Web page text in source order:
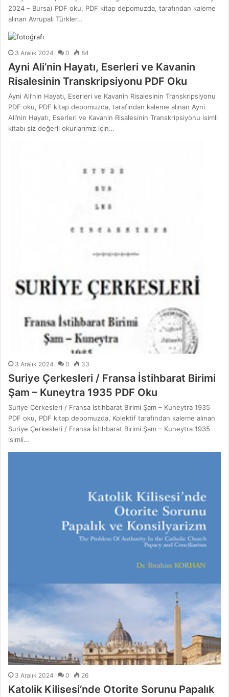
2024 – Bursa) PDF oku, PDF kitap depomuzda, tarafından kaleme
alınan Avrupalı Türkler…
3 Aralık 2024 0 84
Ayni Ali’nin Hayatı, Eserleri ve Kavanin
Risalesinin Transkripsiyonu PDF Oku
Ayni Ali’nin Hayatı, Eserleri ve Kavanin Risalesinin Transkripsiyonu
PDF oku, PDF kitap depomuzda, tarafından kaleme alınan Ayni
Ali’nin Hayatı, Eserleri ve Kavanin Risalesinin Transkripsiyonu isimli
kitabı siz değerli okurlarımız için…
3 Aralık 2024 0 33
Suriye Çerkesleri / Fransa İstihbarat Birimi
Şam – Kuneytra 1935 PDF Oku
Suriye Çerkesleri / Fransa İstihbarat Birimi Şam – Kuneytra 1935
PDF oku, PDF kitap depomuzda, Kolektif tarafından kaleme alınan
Suriye Çerkesleri / Fransa İstihbarat Birimi Şam – Kuneytra 1935
isimli…
3 Aralık 2024 0 26
Katolik Kilisesi’nde Otorite Sorunu Papalık